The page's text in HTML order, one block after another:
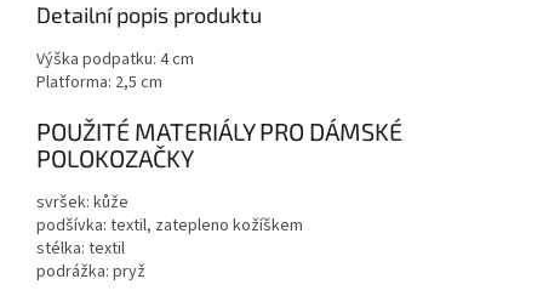
Detailní popis produktu
Výška podpatku: 4 cm
Platforma: 2,5 cm
POUŽITÉ MATERIÁLY PRO DÁMSKÉ
POLOKOZAČKY
svršek: kůže
podšívka: textil, zatepleno kožíškem
stélka: textil
podrážka: pryž